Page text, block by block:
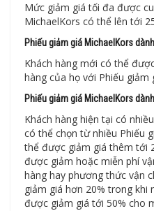
Mức giảm giá tối đa được
MichaelKors có thể lên tới
Phiếu giảm giá MichaelKors
Khách hàng mới có thể
hàng của họ với Phiếu giảm
Phiếu giảm giá MichaelKors
Khách hàng hiện tại có
có thể chọn từ nhiều Phiếu
thể được giảm giá thêm tới
được giảm hoặc miễn phí
hàng hay phương thức vận
giảm giá hơn 20% trong khi
được giảm giá tới 50% cho